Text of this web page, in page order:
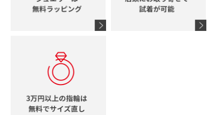
スタージュエリー
ウノアエレ
ブランドアイテムをすべて見る
シャネル
タグホイヤー